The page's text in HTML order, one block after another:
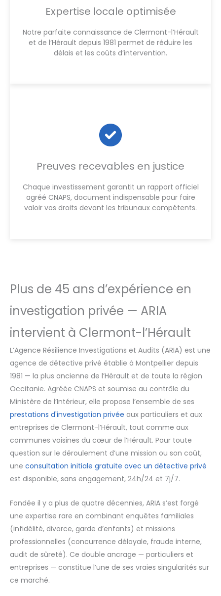
Expertise locale optimisée
Notre parfaite connaissance de Clermont-l’Hérault
et de l’Hérault depuis 1981 permet de réduire les
délais et les coûts d’intervention.
Preuves recevables en justice
Chaque investissement garantit un rapport officiel
agréé CNAPS, document indispensable pour faire
valoir vos droits devant les tribunaux compétents.
Plus de 45 ans d’expérience en
investigation privée — ARIA
intervient à Clermont-l’Hérault
L’Agence Résilience Investigations et Audits (ARIA) est une
agence de détective privé établie à Montpellier depuis
1981 — la plus ancienne de l’Hérault et de toute la région
Occitanie. Agréée CNAPS et soumise au contrôle du
Ministère de l’Intérieur, elle propose l’ensemble de ses
prestations d'investigation privée aux particuliers et aux
entreprises de Clermont-l’Hérault, tout comme aux
communes voisines du cœur de l’Hérault. Pour toute
question sur le déroulement d’une mission ou son coût,
une consultation initiale gratuite avec un détective privé
est disponible, sans engagement, 24h/24 et 7j/7.
Fondée il y a plus de quatre décennies, ARIA s’est forgé
une expertise rare en combinant enquêtes familiales
(infidélité, divorce, garde d’enfants) et missions
professionnelles (concurrence déloyale, fraude interne,
audit de sûreté). Ce double ancrage — particuliers et
entreprises — constitue l’une de ses vraies singularités sur
ce marché.